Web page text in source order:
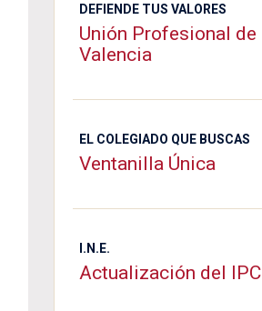
DEFIENDE TUS VALORES
Unión Profesional de
Valencia
EL COLEGIADO QUE BUSCAS
Ventanilla Única
I.N.E.
Actualización del IPC